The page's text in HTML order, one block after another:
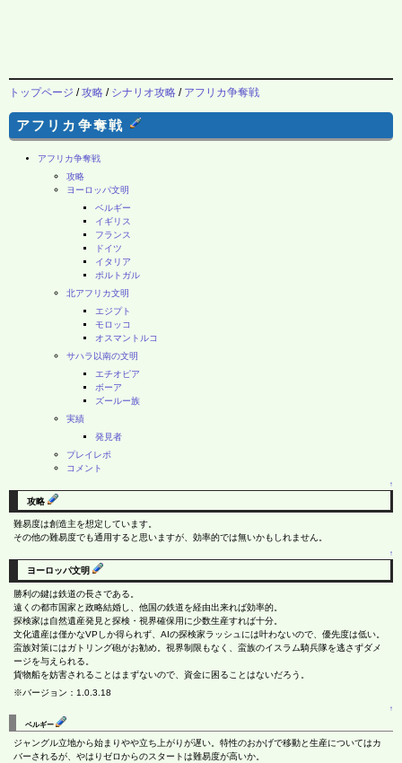
トップページ /攻略 / シナリオ攻略 / アフリカ争奪戦
アフリカ争奪戦
アフリカ争奪戦
攻略
ヨーロッパ文明
ベルギー
イギリス
フランス
ドイツ
イタリア
ポルトガル
北アフリカ文明
エジプト
モロッコ
オスマントルコ
サハラ以南の文明
エチオピア
ボーア
ズールー族
実績
発見者
プレイレポ
コメント
↑
攻略
難易度は創造主を想定しています。
その他の難易度でも通用すると思いますが、効率的では無いかもしれません。
↑
ヨーロッパ文明
勝利の鍵は鉄道の長さである。
遠くの都市国家と政略結婚し、他国の鉄道を経由出来れば効率的。
探検家は自然遺産発見と探検・視界確保用に少数生産すれば十分。
文化遺産は僅かなVPしか得られず、AIの探検家ラッシュには叶わないので、優先度は低い。
蛮族対策にはガトリング砲がお勧め。視界制限もなく、蛮族のイスラム騎兵隊を逃さずダメ
ージを与えられる。
貨物船を妨害されることはまずないので、資金に困ることはないだろう。
※バージョン：1.0.3.18
↑
ベルギー
ジャングル立地から始まりやや立ち上がりが遅い。特性のおかげで移動と生産についてはカ
バーされるが、やはりゼロからのスタートは難易度が高いか。